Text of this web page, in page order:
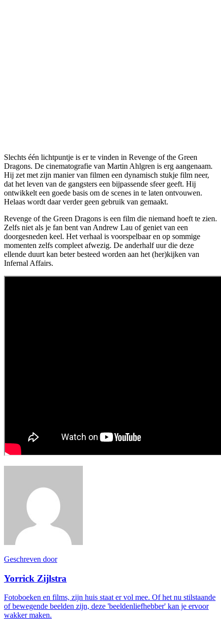
Slechts één lichtpuntje is er te vinden in Revenge of the Green
Dragons. De cinematografie van Martin Ahlgren is erg aangenaam.
Hij zet met zijn manier van filmen een dynamisch stukje film neer,
dat het leven van de gangsters een bijpassende sfeer geeft. Hij
ontwikkelt een goede basis om de scenes in te laten ontvouwen.
Helaas wordt daar verder geen gebruik van gemaakt.
Revenge of the Green Dragons is een film die niemand hoeft te zien.
Zelfs niet als je fan bent van Andrew Lau of geniet van een
doorgesneden keel. Het verhaal is voorspelbaar en op sommige
momenten zelfs compleet afwezig. De anderhalf uur die deze
ellende duurt kan beter besteed worden aan het (her)kijken van
Infernal Affairs.
Geschreven door
Yorrick Zijlstra
Fotoboeken en films, zijn huis staat er vol mee. Of het nu stilstaande
of bewegende beelden zijn, deze 'beeldenliefhebber' kan je ervoor
wakker maken.